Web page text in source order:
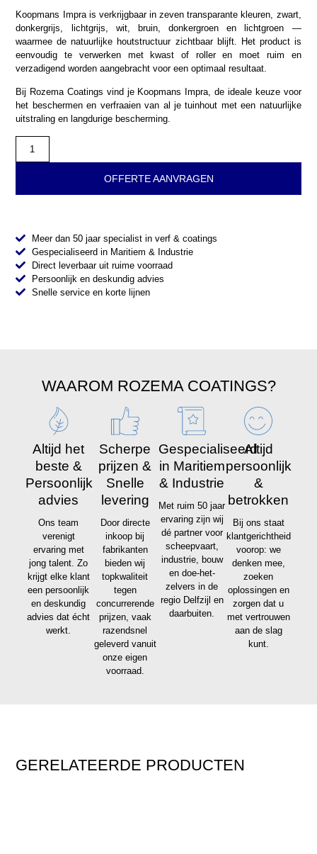
Koopmans Impra is verkrijgbaar in zeven transparante kleuren, zwart,
donkergrijs, lichtgrijs, wit, bruin, donkergroen en lichtgroen —
waarmee de natuurlijke houtstructuur zichtbaar blijft. Het product is
eenvoudig te verwerken met kwast of roller en moet ruim en
verzadigend worden aangebracht voor een optimaal resultaat.
Bij Rozema Coatings vind je Koopmans Impra, de ideale keuze voor
het beschermen en verfraaien van al je tuinhout met een natuurlijke
uitstraling en langdurige bescherming.
OFFERTE AANVRAGEN
Meer dan 50 jaar specialist in verf & coatings
Gespecialiseerd in Maritiem & Industrie
Direct leverbaar uit ruime voorraad
Persoonlijk en deskundig advies
Snelle service en korte lijnen
WAAROM ROZEMA COATINGS?
Altijd het
beste &
Persoonlijk
advies
Ons team
verenigt
ervaring met
jong talent. Zo
krijgt elke klant
een persoonlijk
en deskundig
advies dat écht
werkt.
Scherpe
prijzen &
Snelle
levering
Door directe
inkoop bij
fabrikanten
bieden wij
topkwaliteit
tegen
concurrerende
prijzen, vaak
razendsnel
geleverd vanuit
onze eigen
voorraad.
Gespecialiseerd
in Maritiem
& Industrie
Met ruim 50 jaar
ervaring zijn wij
dé partner voor
scheepvaart,
industrie, bouw
en doe-het-
zelvers in de
regio Delfzijl en
daarbuiten.
Altijd
persoonlijk
&
betrokken
Bij ons staat
klantgerichtheid
voorop: we
denken mee,
zoeken
oplossingen en
zorgen dat u
met vertrouwen
aan de slag
kunt.
GERELATEERDE PRODUCTEN